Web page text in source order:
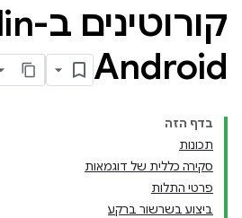
Android
בדף הזה
תכונות
סקירה כללית של דוגמאות
פרטי התלות
ביצוע בשרשור ברקע